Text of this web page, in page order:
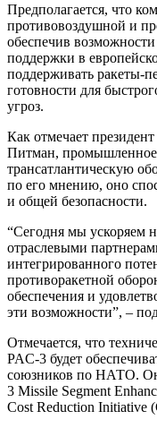
Предполагается, что
противовоздушной и
обеспечив
поддержки в
поддерживать ракеты-
готовности для
угроз.
Как отмечает
Питман, промышленное
трансатлантическую
по его мнению, оно
и общей безопасности.
“Сегодня мы ускоряем
отраслевыми
интегрированного
противоракетной
обеспечения и
эти возможности”, –
Отмечается, что
PAC-3 будет
союзников по НАТО.
3 Missile Segment
Cost Reduction Initiative